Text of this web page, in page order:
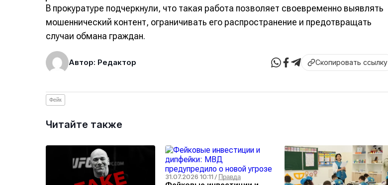
В прокуратуре подчеркнули, что такая работа позволяет своевременно выявлять
мошеннический контент, ограничивать его распространение и предотвращать
случаи обмана граждан.
Автор: Редактор Скопировать ссылку
Фейк
Читайте также
31.07.2026 10:11 / Правда